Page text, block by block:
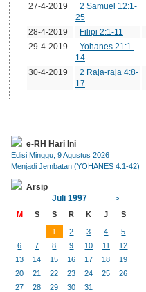
27-4-2019
2 Samuel 12:1-
25
28-4-2019 Filipi 2:1-11
29-4-2019
Yohanes 21:1-
14
30-4-2019
2 Raja-raja 4:8-
17
e-RH Hari Ini
Edisi Minggu, 9 Agustus 2026
Menjadi Jembatan (YOHANES 4:1-42)
Arsip
Juli 1997
>
M
S S R K J S
1 2 3 4
5
6
7 8 9 10 11
12
13
14 15 16 17 18
19
20
21 22 23 24 25
26
27
28 29 30 31